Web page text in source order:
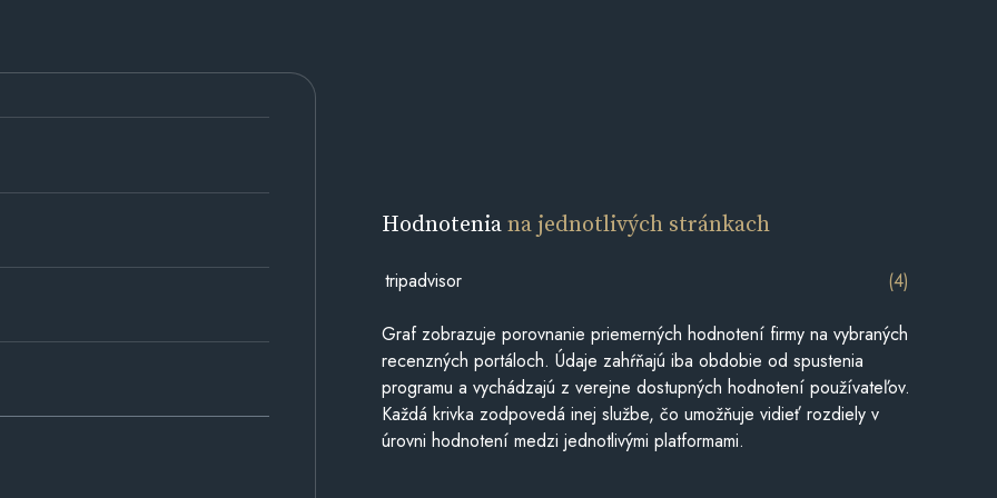
Hodnoteniana jednotlivých stránkach
tripadvisor (4)
Graf zobrazuje porovnanie priemerných hodnotení firmy na vybraných
recenzných portáloch. Údaje zahŕňajú iba obdobie od spustenia
programu a vychádzajú z verejne dostupných hodnotení používateľov.
Každá krivka zodpovedá inej službe, čo umožňuje vidieť rozdiely v
úrovni hodnotení medzi jednotlivými platformami.